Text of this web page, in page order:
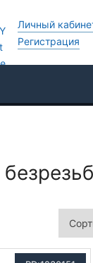
Личный
Регистрация